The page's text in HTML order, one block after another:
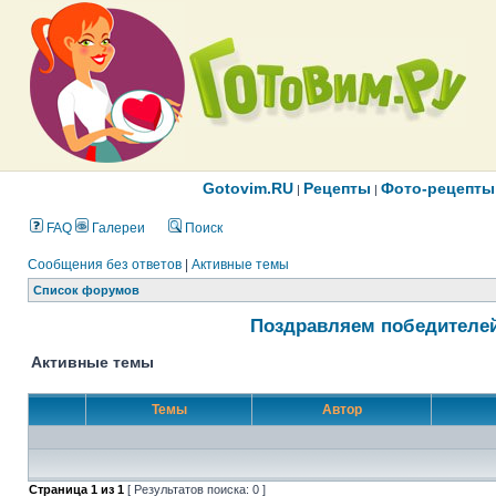
Gotovim.RU | Рецепты | Фото-рецепты
FAQ Галереи Поиск
Сообщения без ответов Активные темы
Список форумов
Поздравляем
Активные темы
Темы Автор
Страница 1 из 1 [ Результатов поиска: 0 ]